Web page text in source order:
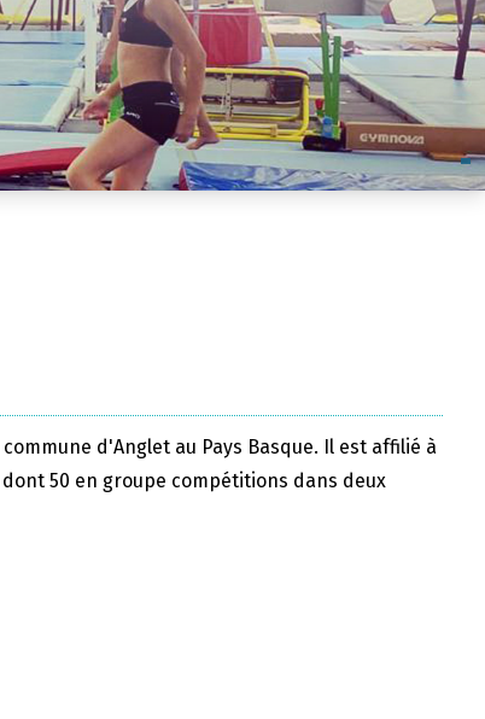
d'Anglet au Pays Basque. Il est affilié à
dont 50 en groupe compétitions dans deux